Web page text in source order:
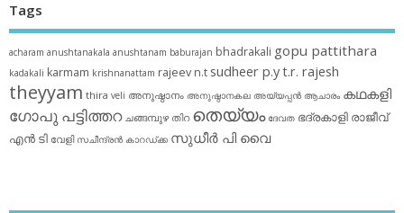
Tags
acharam anushtanakala anushtanam baburajan bhadrakali gopu pattithara
kadakali karmam krishnanattam rajeev n.t sudheer p.yt.r. rajesh
theyyam thira veli അനുഷ്ഠാനം അനുഷ്ഠാനകല അയ്യപ്പന്‍ ആചാരം കഥകളി
ഗോപു പട്ടിത്തറ ചങ്ങമ്പുഴ തിറ തെയ്യം ദേവത ഭദ്രകാളി രാജീവ്
എൻ ടി വേളി സചീന്ദ്രന്‍ കാറഡ്ക്ക സുധീര്‍ പി വൈ